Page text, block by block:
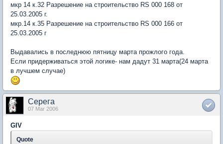
мкр 14 к.32 Разрешение на строительство RS 000 168 от
25.03.2005 г.
мкр.14 к.35 Разрешение на строительство RS 000 166 от
25.03.2005 г
Выдавались в последнюю пятницу марта прожлого года.
Если придерживаться этой логике- нам дадут 31 марта(24 марта
в лучшем случае)
Серега
07 Mar 2006
GIV
Quote